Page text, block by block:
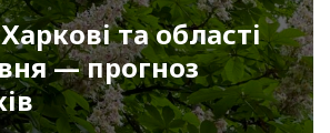
та області
— прогноз